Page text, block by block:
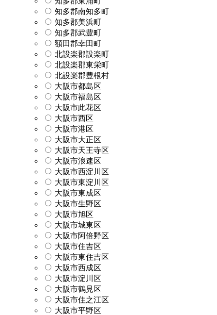
知多郡南知多町
知多郡美浜町
知多郡武豊町
額田郡幸田町
北設楽郡設楽町
北設楽郡東栄町
北設楽郡豊根村
大阪市都島区
大阪市福島区
大阪市此花区
大阪市西区
大阪市港区
大阪市大正区
大阪市天王寺区
大阪市浪速区
大阪市西淀川区
大阪市東淀川区
大阪市東成区
大阪市生野区
大阪市旭区
大阪市城東区
大阪市阿倍野区
大阪市住吉区
大阪市東住吉区
大阪市西成区
大阪市淀川区
大阪市鶴見区
大阪市住之江区
大阪市平野区